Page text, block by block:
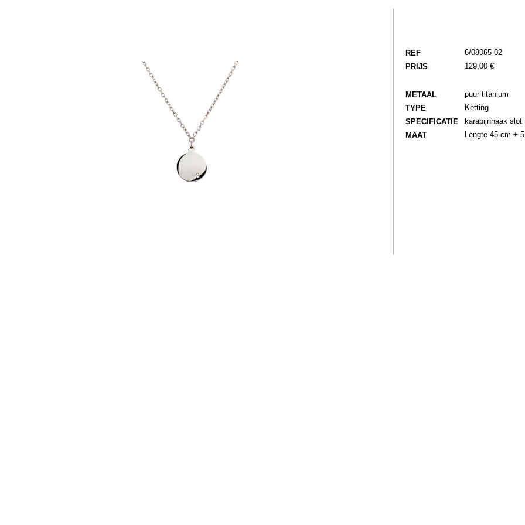
REF
6/08065-02
PRIJS
129,00 €
METAAL
puur titanium
TYPE
Ketting
SPECIFICATIE
karabijnhaak slot
MAAT
Lengte 45 cm +